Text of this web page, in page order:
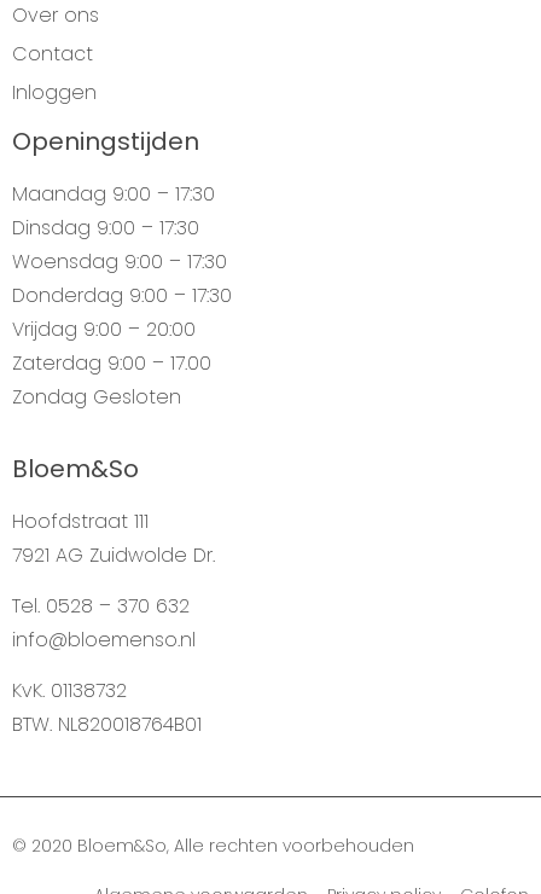
Over ons
Contact
Inloggen
Openingstijden
Maandag 9:00 – 17:30
Dinsdag 9:00 – 17:30
Woensdag 9:00 – 17:30
Donderdag 9:00 – 17:30
Vrijdag 9:00 – 20:00
Zaterdag 9:00 – 17.00
Zondag Gesloten
Bloem&So
Hoofdstraat 111
7921 AG Zuidwolde Dr.
Tel. 0528 – 370 632
info@bloemenso.nl
KvK. 01138732
BTW. NL820018764B01
© 2020 Bloem&So, Alle rechten voorbehouden